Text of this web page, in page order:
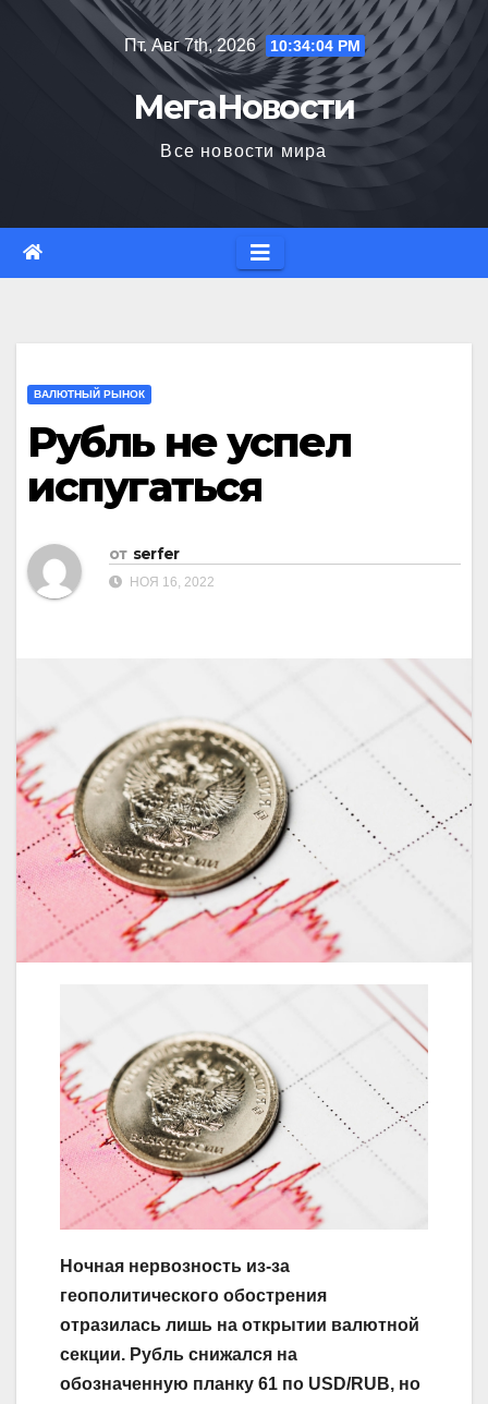
Пт. Авг 7th, 2026 10:34:05 PM
МегаНовости
Все новости мира
ВАЛЮТНЫЙ РЫНОК
Рубль не успел
испугаться
от serfer
НОЯ 16, 2022
Ночная нервозность из-за
геополитического обострения
отразилась лишь на открытии валютной
секции. Рубль снижался на
обозначенную планку 61 по USD/RUB, но